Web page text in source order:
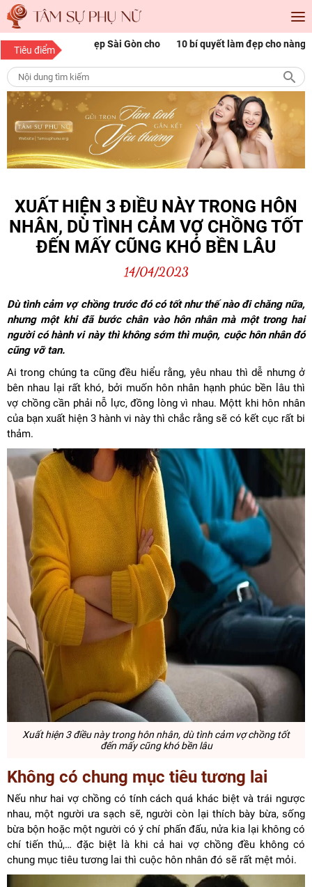
Tiêu điểm
Sài Gòn cho
10 bí quyết làm đẹp cho nàng mọi độ tuổi
XUẤT HIỆN 3 ĐIỀU NÀY TRONG HÔN
NHÂN, DÙ TÌNH CẢM VỢ CHỒNG TỐT
ĐẾN MẤY CŨNG KHÓ BỀN LÂU
14/04/2023
Dù tình cảm vợ chồng trước đó có tốt như thế nào đi chăng nữa,
nhưng một khi đã bước chân vào hôn nhân mà một trong hai
người có hành vi này thì không sớm thì muộn, cuộc hôn nhân đó
cũng vỡ tan.
Ai trong chúng ta cũng đều hiểu rằng, yêu nhau thì dễ nhưng ở
bên nhau lại rất khó, bởi muốn hôn nhân hạnh phúc bền lâu thì
vợ chồng cần phải nỗ lực, đồng lòng vì nhau. Mộtt khi hôn nhân
của bạn xuất hiện 3 hành vi này thì chắc rằng sẽ có kết cục rất bi
thảm.
Xuất hiện 3 điều này trong hôn nhân, dù tình cảm vợ chồng tốt
đến mấy cũng khó bền lâu
Không có chung mục tiêu tương lai
Nếu như hai vợ chồng có tính cách quá khác biệt và trái ngược
nhau, một người ưa sạch sẽ, người còn lại thích bày bừa, sống
bừa bộn hoặc một người có ý chí phấn đấu, nửa kia lại không có
chí tiến thủ,… đặc biệt là khi cả hai vợ chồng đều không có
chung mục tiêu tương lai thì cuộc hôn nhân đó sẽ rất mệt mỏi.